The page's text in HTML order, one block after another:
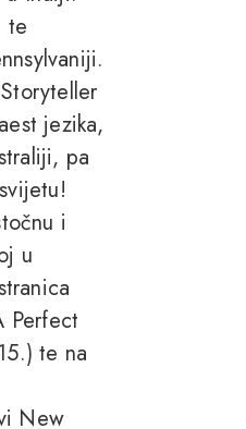
te
jezika,
pa
i
u
Perfect
te na
New